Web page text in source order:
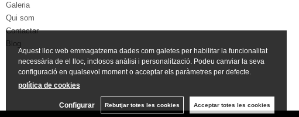
Galeria
Qui som
Contactar
Blog
Aquest lloc web emmagatzema dades com galetes per habilitar la funcionalitat
necessària de el lloc, inclosos anàlisi i personalització. Podeu canviar la seva
configuració en qualsevol moment o acceptar els paràmetres per defecte.
política de cookies
Configurar Rebutjar totes les cookies Acceptar totes les cookies